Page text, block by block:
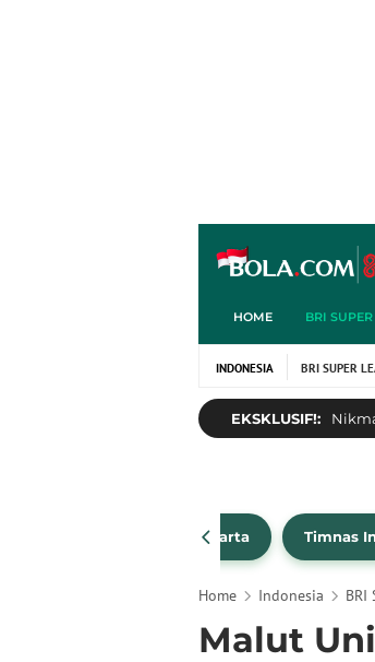
HOME BRI
INDONESIA BRI SUPER
EKSKLUSIF!:
Persija Jakarta Timnas
Home Indonesia BRI
Malut